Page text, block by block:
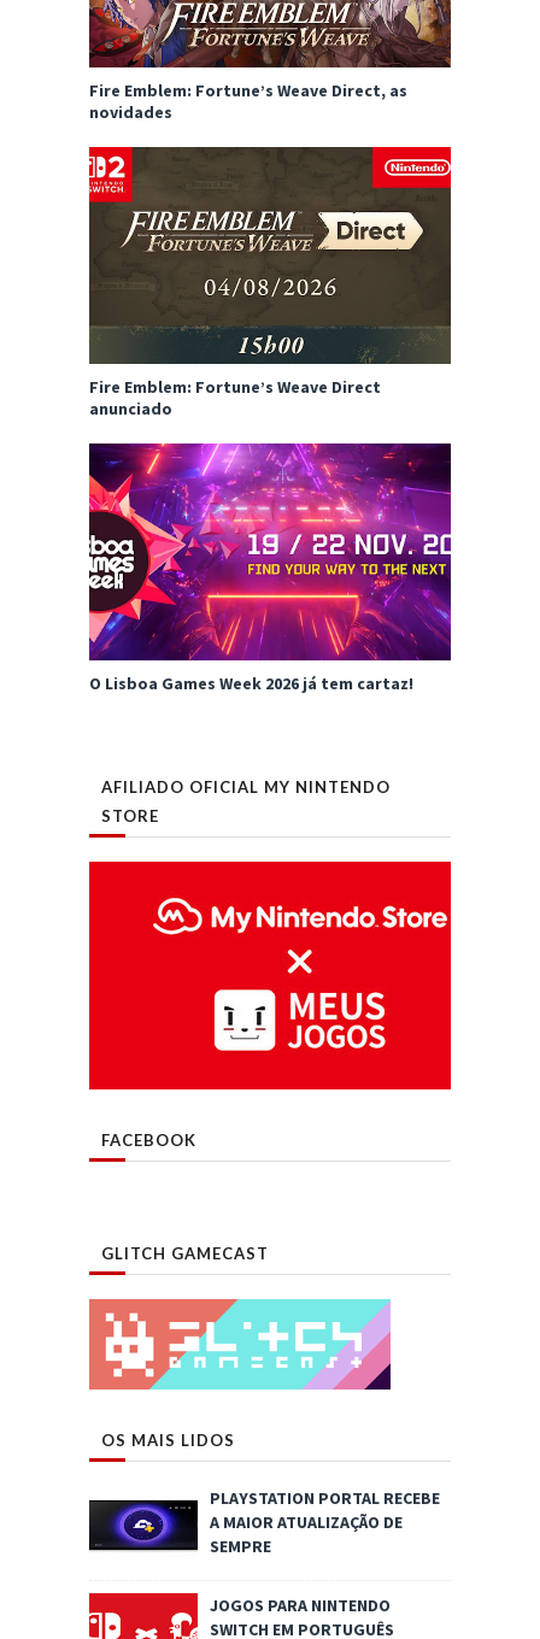
Fire Emblem: Fortune’s Weave Direct, as
novidades
Fire Emblem: Fortune’s Weave Direct
anunciado
O Lisboa Games Week 2026 já tem cartaz!
AFILIADO OFICIAL MY NINTENDO
STORE
FACEBOOK
GLITCH GAMECAST
OS MAIS LIDOS
PLAYSTATION PORTAL RECEBE
A MAIOR ATUALIZAÇÃO DE
SEMPRE
JOGOS PARA NINTENDO
SWITCH EM PORTUGUÊS